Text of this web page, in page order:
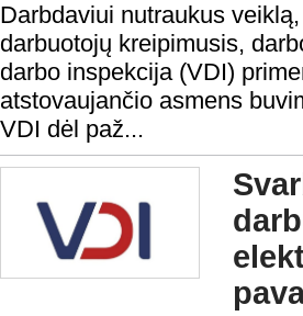
Darbdaviui nutraukus
darbuotojų kreipimusis,
darbo inspekcija (VDI)
atstovaujančio asmens
VDI dėl paž...